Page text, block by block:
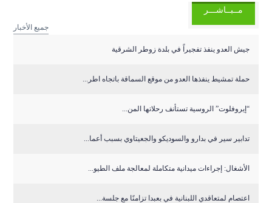
مــبــاشـــر
جميع الأخبار
جيش العدو ينفذ تفجيراً في بلدة زوطر الشرقية
حملة تمشيط ينفذها العدو من موقع السماقة باتجاه اطر...
“إيروفلوت” الروسية تستأنف رحلاتها المن...
تدابير سير في بدارو والسوديكو والجعيتاوي بسبب أعما...
الأشغال: إجراءات ميدانية متكاملة لمعالجة ملف الطيو...
اعتصام لمتعاقدي اللبنانية في بعبدا تزامنًا مع جلسة...